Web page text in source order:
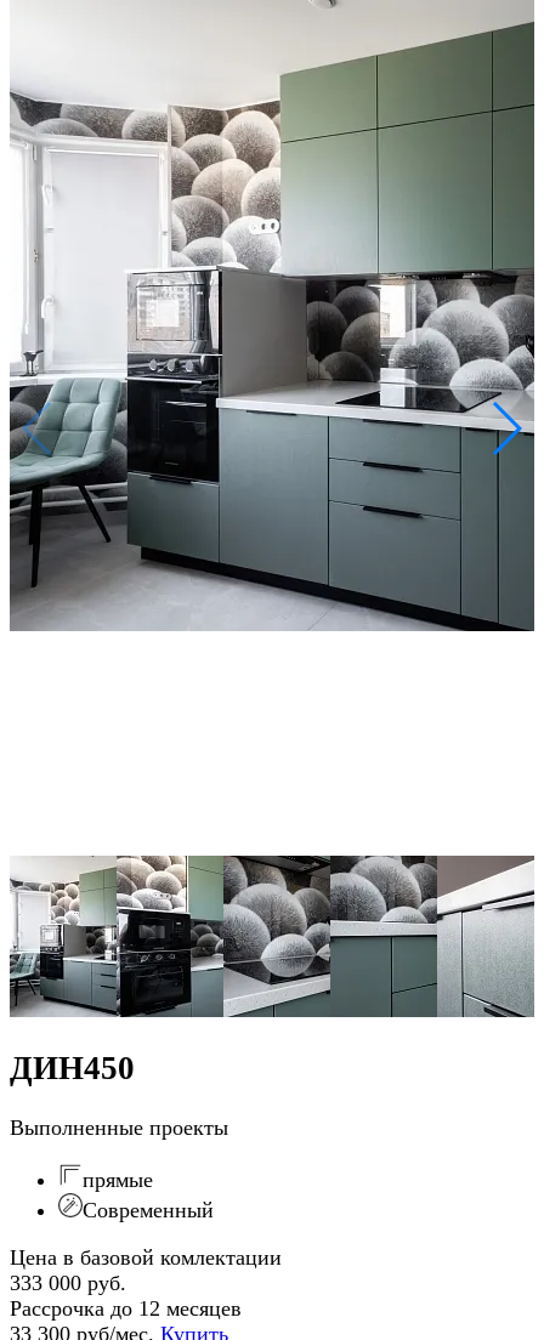
ДИН450
Выполненные проекты
прямые
Современный
Цена в базовой комлектации
333 000 руб.
Рассрочка до 12 месяцев
33 300 руб/мес. Купить